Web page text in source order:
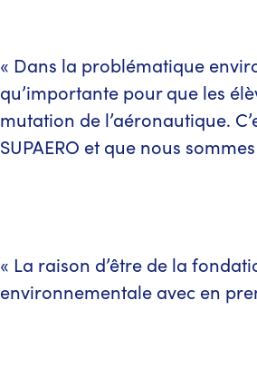
« Dans la problématique
qu’importante pour que les
mutation de l’aéronautique.
SUPAERO et que nous
« La raison d’être de la
environnementale avec en